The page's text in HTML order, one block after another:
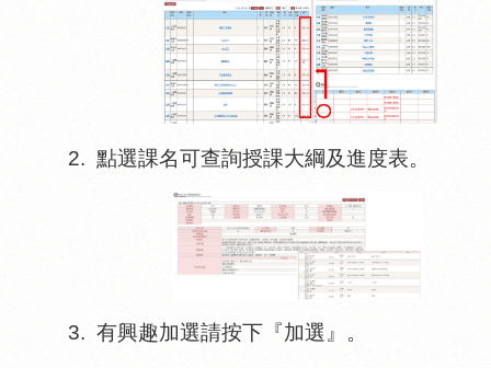
2. 點選課名可查詢授課大綱及進度表。
3. 有興趣加選請按下『加選』。